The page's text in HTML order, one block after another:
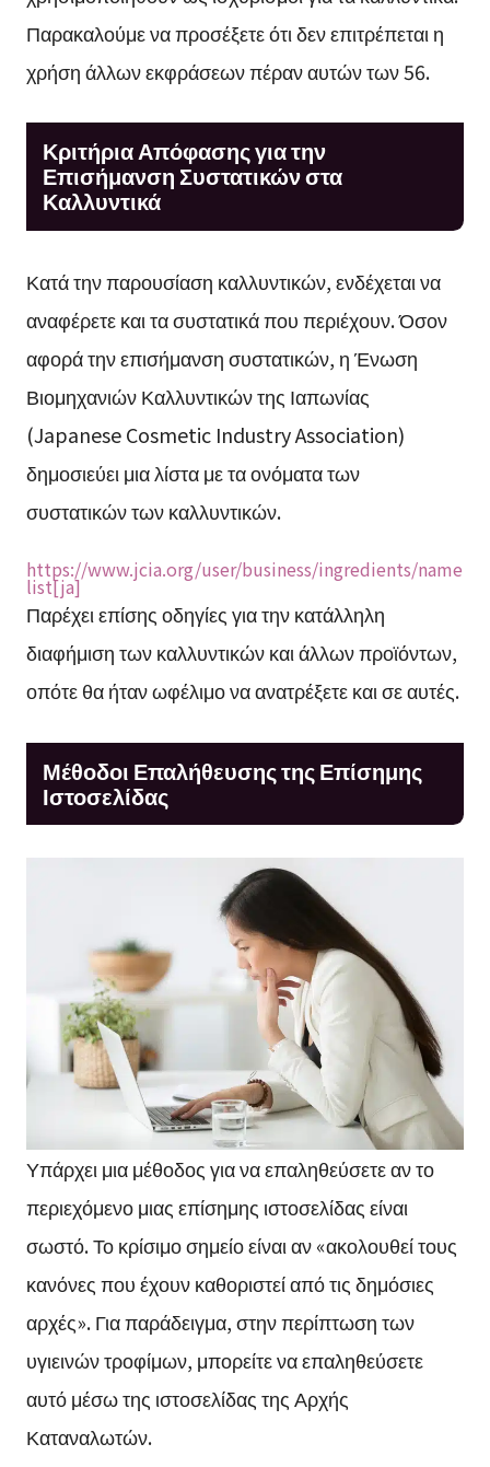
Παρακαλούμε να προσέξετε ότι δεν επιτρέπεται η
χρήση άλλων εκφράσεων πέραν αυτών των 56.
Κριτήρια Απόφασης για την
Επισήμανση Συστατικών στα
Καλλυντικά
Κατά την παρουσίαση καλλυντικών, ενδέχεται να
αναφέρετε και τα συστατικά που περιέχουν. Όσον
αφορά την επισήμανση συστατικών, η Ένωση
Βιομηχανιών Καλλυντικών της Ιαπωνίας
(Japanese Cosmetic Industry Association)
δημοσιεύει μια λίστα με τα ονόματα των
συστατικών των καλλυντικών.
https://www.jcia.org/user/business/ingredients/name
list[ja]
Παρέχει επίσης οδηγίες για την κατάλληλη
διαφήμιση των καλλυντικών και άλλων προϊόντων,
οπότε θα ήταν ωφέλιμο να ανατρέξετε και σε αυτές.
Μέθοδοι Επαλήθευσης της Επίσημης
Ιστοσελίδας
Υπάρχει μια μέθοδος για να επαληθεύσετε αν το
περιεχόμενο μιας επίσημης ιστοσελίδας είναι
σωστό. Το κρίσιμο σημείο είναι αν «ακολουθεί τους
κανόνες που έχουν καθοριστεί από τις δημόσιες
αρχές». Για παράδειγμα, στην περίπτωση των
υγιεινών τροφίμων, μπορείτε να επαληθεύσετε
αυτό μέσω της ιστοσελίδας της Αρχής
Καταναλωτών.